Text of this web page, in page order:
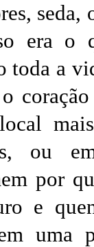
seda,
era o
toda a
ou
por
e